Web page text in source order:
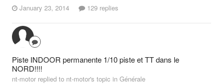
January 23, 2014
129 replies
Piste INDOOR permanente 1/10 piste et TT dans le
NORD!!!!
nt-motor replied to nt-motor's topic in Générale